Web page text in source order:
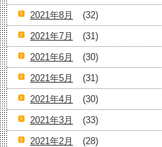
2021年8月
(32)
2021年7月
(31)
2021年6月
(30)
2021年5月
(31)
2021年4月
(30)
2021年3月
(33)
2021年2月
(28)